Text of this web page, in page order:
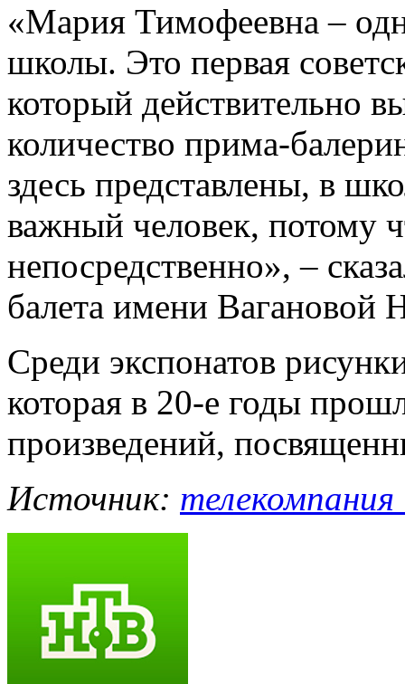
«Мария Тимофеевна –
школы. Это первая
который действительно
количество прима-
здесь представлены, в
важный человек, потому
непосредственно», –
балета имени Вагановой
Среди экспонатов
которая в 20-е годы
произведений,
Источник: